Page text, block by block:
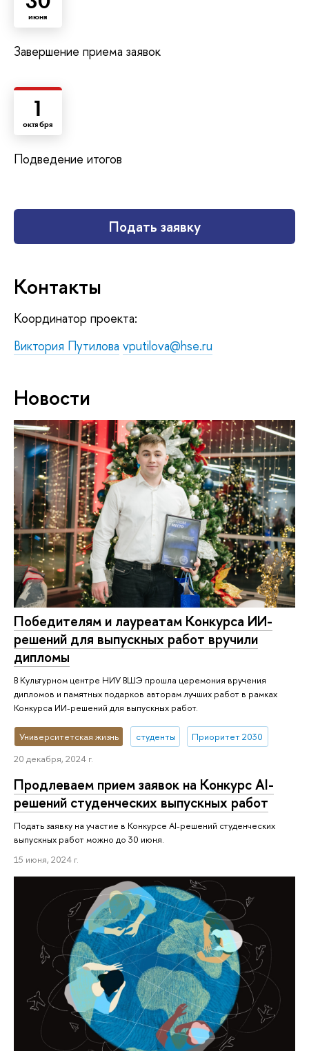
июня
Завершение приема заявок
1
октября
Подведение итогов
Подать заявку
Контакты
Координатор проекта:
Виктория Путилова vputilova@hse.ru
Новости
Победителям и лауреатам Конкурса ИИ-
решений для выпускных работ вручили
дипломы
В Культурном центре НИУ ВШЭ прошла церемония вручения
дипломов и памятных подарков авторам лучших работ в рамках
Конкурса ИИ-решений для выпускных работ.
Университетская жизнь студенты
Приоритет 2030
20 декабря, 2024 г.
Продлеваем прием заявок на Конкурс AI-
решений студенческих выпускных работ
Подать заявку на участие в Конкурсе AI-решений студенческих
выпускных работ можно до 30 июня.
15 июня, 2024 г.